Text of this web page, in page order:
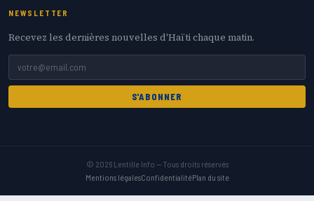
NEWSLETTER
Recevez les dernières nouvelles d'Haïti chaque matin.
S'ABONNER
© 2026 Lentille Info — Tous droits réservés
Mentions légalesConfidentialitéPlan du site